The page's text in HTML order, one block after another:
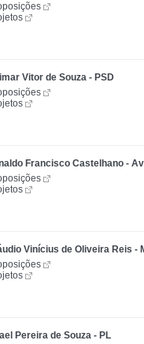
Vitor de Souza - PSD
Francisco Castelhano -
Vinícius de Oliveira Reis -
Pereira de Souza - PL